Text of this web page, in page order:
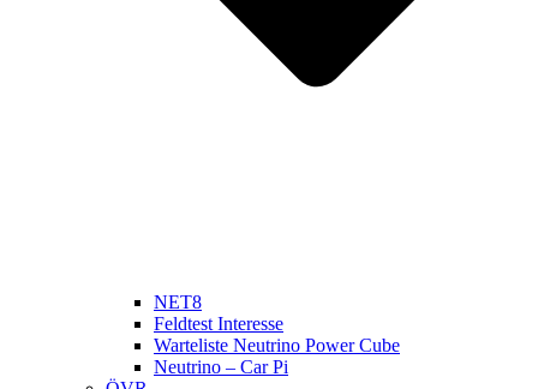
NET8
Feldtest Interesse
Warteliste Neutrino Power Cube
Neutrino – Car Pi